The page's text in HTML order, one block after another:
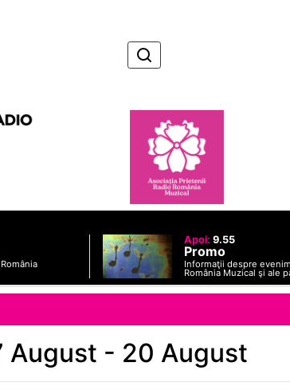
Apoi: 9.55
Promo
Informaţii despre
România Muzical şi ale
August - 20 August